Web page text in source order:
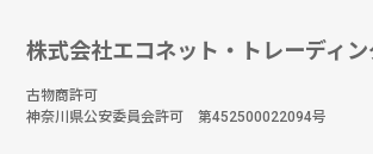
株式会社エコネット・トレーディン
古物商許可
神奈川県公安委員会許可 第452500022094号